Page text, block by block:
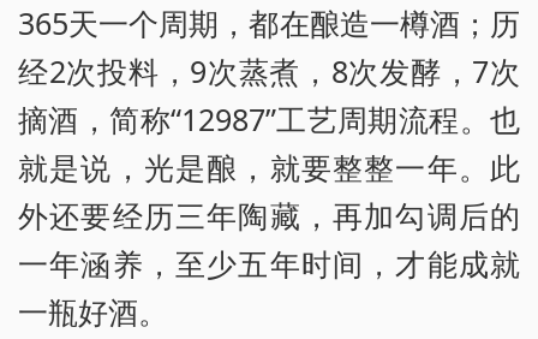
365天一个周期，都在酿造一樽酒；历
经2次投料，9次蒸煮，8次发酵，7次
摘酒，简称“12987”工艺周期流程。也
就是说，光是酿，就要整整一年。此
外还要经历三年陶藏，再加勾调后的
一年涵养，至少五年时间，才能成就
一瓶好酒。